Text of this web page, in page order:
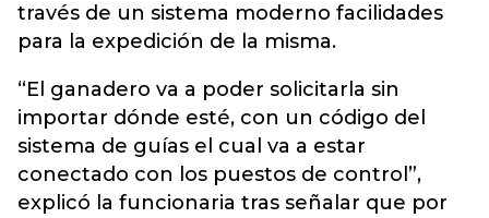
través de un sistema moderno facilidades
para la expedición de la misma.
“El ganadero va a poder solicitarla sin
importar dónde esté, con un código del
sistema de guías el cual va a estar
conectado con los puestos de control”,
explicó la funcionaria tras señalar que por